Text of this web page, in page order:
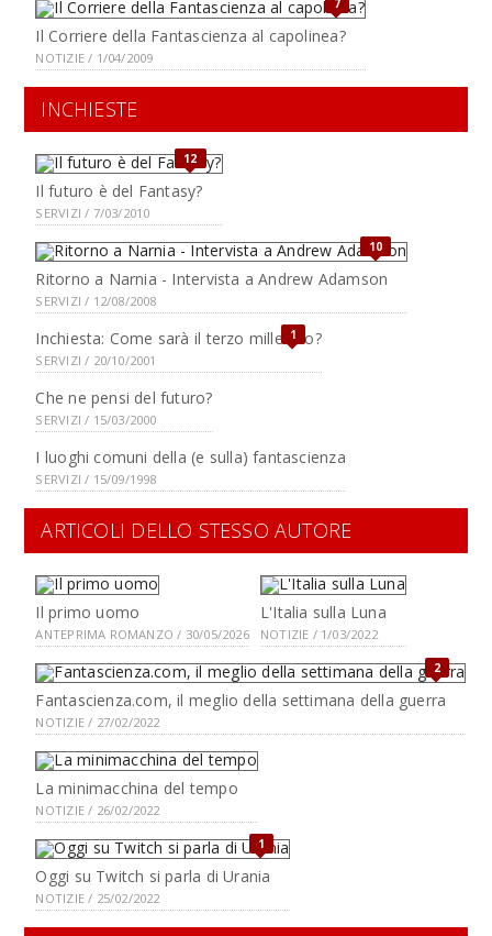
7
Il Corriere della Fantascienza al capolinea?
NOTIZIE / 1/04/2009
INCHIESTE
12
Il futuro è del Fantasy?
SERVIZI / 7/03/2010
10
Ritorno a Narnia - Intervista a Andrew Adamson
SERVIZI / 12/08/2008
1
Inchiesta: Come sarà il terzo millennio?
SERVIZI / 20/10/2001
Che ne pensi del futuro?
SERVIZI / 15/03/2000
I luoghi comuni della (e sulla) fantascienza
SERVIZI / 15/09/1998
ARTICOLI DELLO STESSO AUTORE
Il primo uomo
ANTEPRIMA ROMANZO / 30/05/2026
L'Italia sulla Luna
NOTIZIE / 1/03/2022
2
Fantascienza.com, il meglio della settimana della guerra
NOTIZIE / 27/02/2022
La minimacchina del tempo
NOTIZIE / 26/02/2022
1
Oggi su Twitch si parla di Urania
NOTIZIE / 25/02/2022